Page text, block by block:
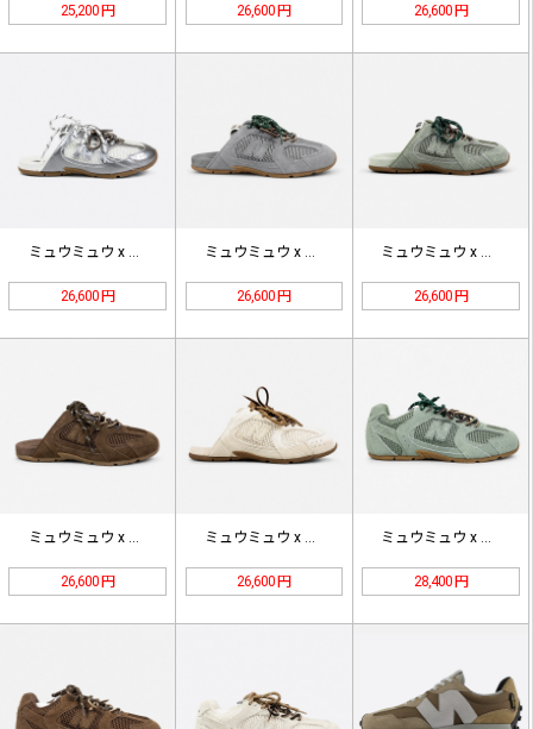
25,200 円 26,600 円 26,600 円
ミュウミュウ x ニューバランス 5…
26,600 円
ミュウミュウ x ニューバランス 5…
26,600 円
ミュウミュウ x ニューバランス 5…
26,600 円
ミュウミュウ x ニューバランス 5…
26,600 円
ミュウミュウ x ニューバランス 5…
26,600 円
ミュウミュウ x ニューバランス 5…
28,400 円